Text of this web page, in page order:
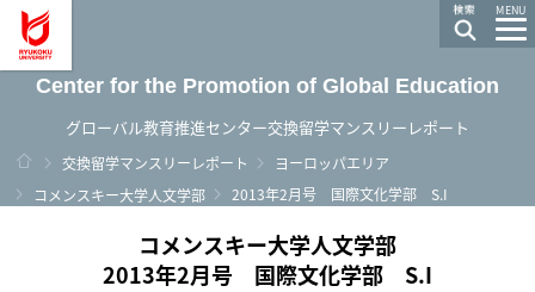
MENU
Center for the Promotion of Global Education
グローバル教育推進センター交換留学マンスリーレポート
ホーム
交換留学マンスリーレポート
ヨーロッパエリア
コメンスキー大学人文学部
2013年2月号 国際文化学部 S.I
コメンスキー大学人文学部
2013年2月号 国際文化学部 S.I